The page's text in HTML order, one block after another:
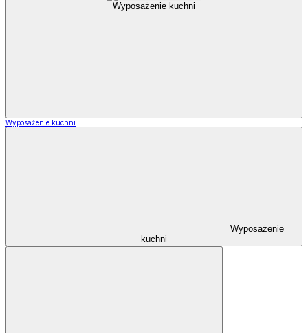
Wyposażenie kuchni
Wyposażenie kuchni
Wyposażenie
kuchni